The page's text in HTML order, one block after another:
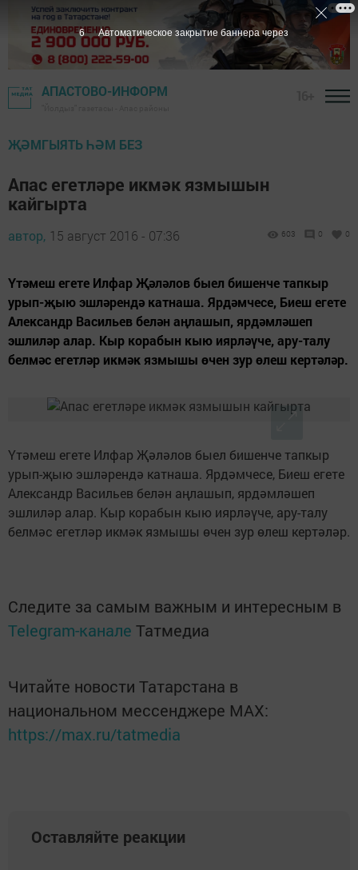
АПАСТОВО-ИНФОРМ
ҖӘМГЫЯТЬ ҺӘМ БЕЗ
Апас егетләре икмәк язмышын
кайгырта
автор, 15 август 2016 - 07:36 603 0 0
Үтәмеш егете Илфар Җәләлов быел бишенче тапкыр
урып-җыю эшләрендә катнаша. Ярдәмчесе, Биеш егете
Александр Васильев белән аңлашып, ярдәмләшеп
эшлиләр алар. Кыр корабын кыю иярләүче, ару-талу
белмәс егетләр икмәк язмышы өчен зур өлеш кертәләр.
Үтәмеш егете Илфар Җәләлов быел бишенче тапкыр
урып-җыю эшләрендә катнаша. Ярдәмчесе, Биеш егете
Александр Васильев белән аңлашып, ярдәмләшеп
эшлиләр алар. Кыр корабын кыю иярләүче, ару-талу
белмәс егетләр икмәк язмышы өчен зур өлеш кертәләр.
Следите за самым важным и интересным в
Telegram-канале Татмедиа
Читайте новости Татарстана в
национальном мессенджере MАХ:
https://max.ru/tatmedia
Оставляйте реакции
5 Автоматическое закрытие баннера через